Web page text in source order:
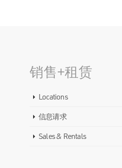
销售+租赁
Locations
信息请求
Sales & Rentals